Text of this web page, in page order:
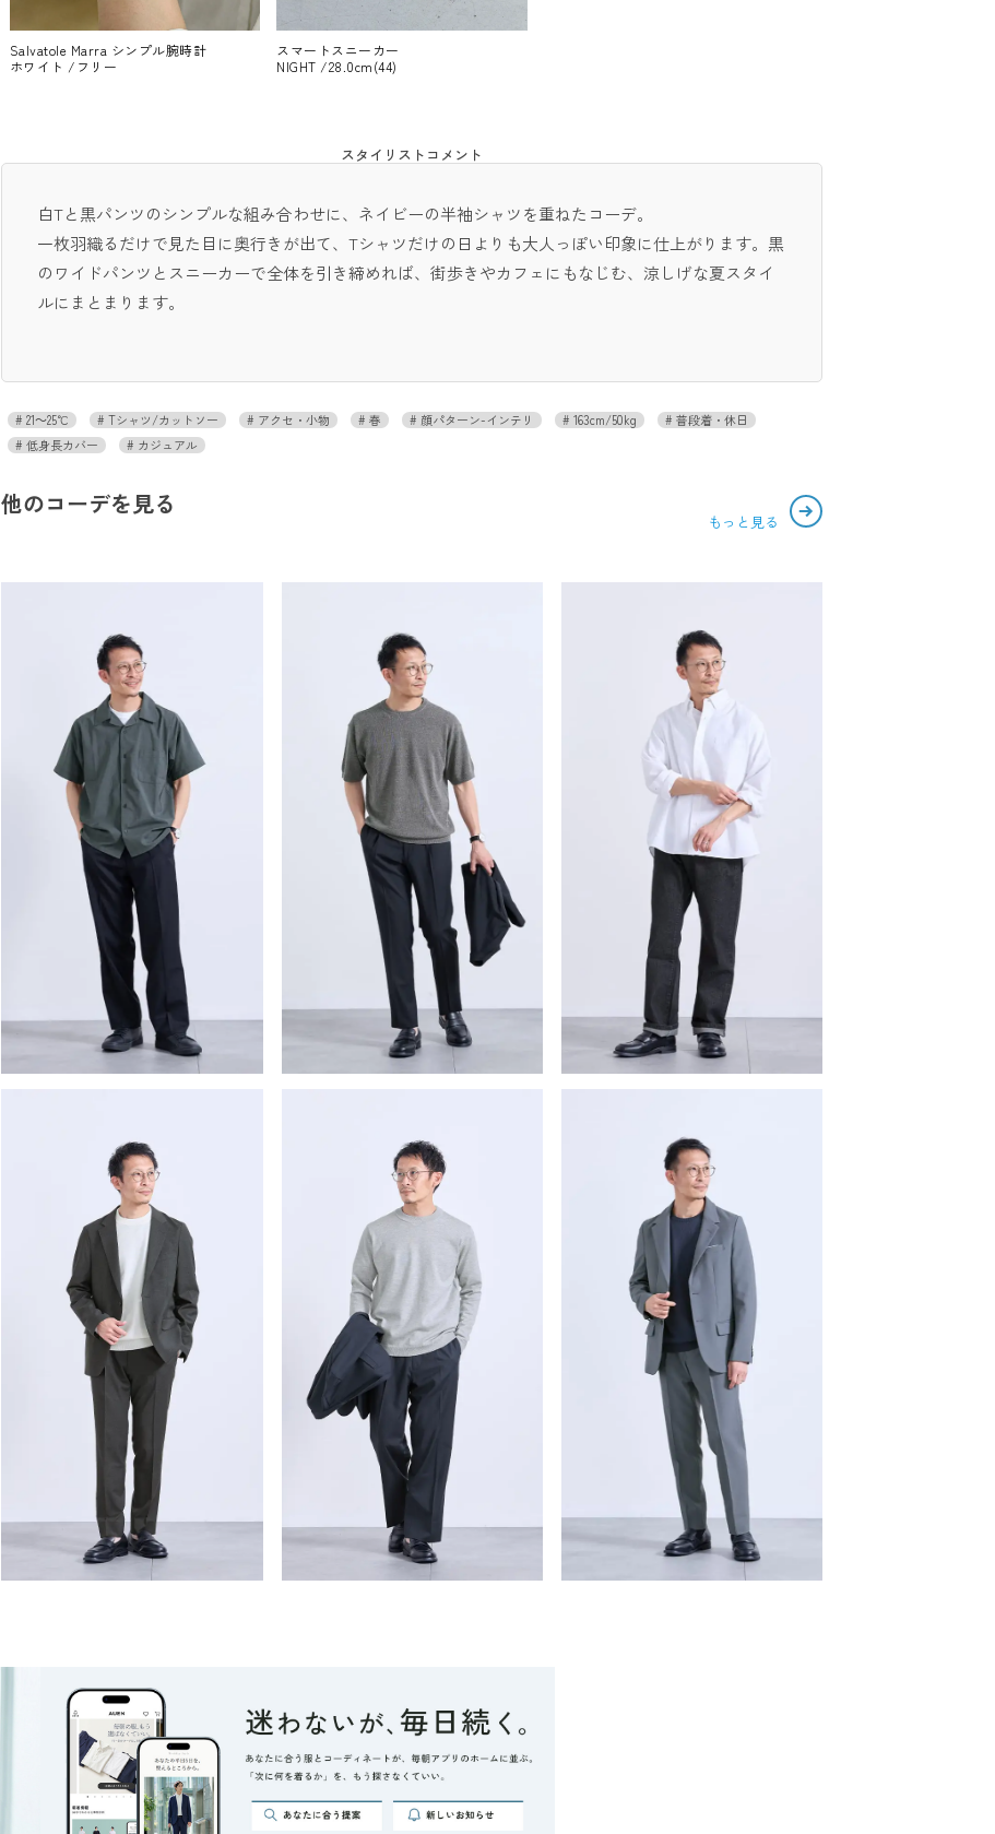
Salvatole Marra シンプル腕時計
ホワイト /フリー
スマートスニーカー
NIGHT /28.0cm(44)
スタイリストコメント
白Tと黒パンツのシンプルな組み合わせに、ネイビーの半袖シャツを重ねたコーデ。
一枚羽織るだけで見た目に奥行きが出て、Tシャツだけの日よりも大人っぽい印象に仕上がります。黒
のワイドパンツとスニーカーで全体を引き締めれば、街歩きやカフェにもなじむ、涼しげな夏スタイ
ルにまとまります。
21～25℃ Tシャツ/カットソー アクセ・小物 春 顔パターン-インテリ 163cm/50kg
普段着・休日
低身長カバー
カジュアル
他のコーデを見る
もっと見る